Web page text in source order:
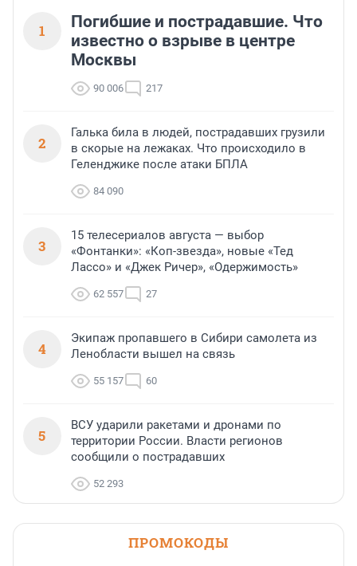
1
Погибшие и пострадавшие. Что
известно о взрыве в центре
Москвы
90 006 217
2
Галька била в людей, пострадавших грузили
в скорые на лежаках. Что происходило в
Геленджике после атаки БПЛА
84 090
3
15 телесериалов августа — выбор
«Фонтанки»: «Коп-звезда», новые «Тед
Лассо» и «Джек Ричер», «Одержимость»
62 557 27
4
Экипаж пропавшего в Сибири самолета из
Ленобласти вышел на связь
55 157 60
5
ВСУ ударили ракетами и дронами по
территории России. Власти регионов
сообщили о пострадавших
52 293
ПРОМОКОДЫ